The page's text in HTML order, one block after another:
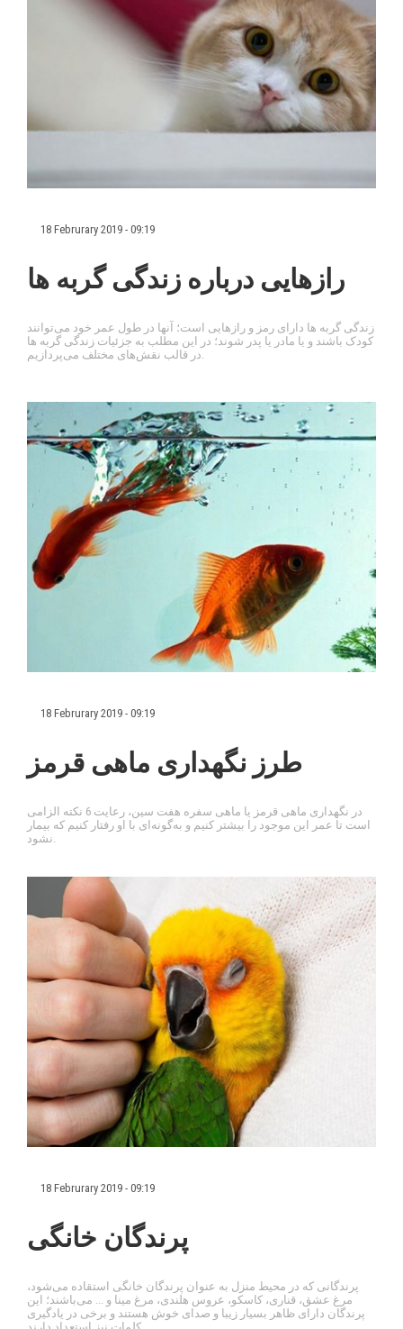
18 Februrary 2019 - 09:19
رازهایی درباره زندگی گربه ها
زندگی گربه ها دارای رمز و رازهایی است؛ آنها در طول عمر خود می‌توانند
کودک باشند و یا مادر یا پدر شوند؛ در این مطلب به جزئیات زندگی گربه ها
در قالب نقش‌های مختلف می‌پردازیم.
18 Februrary 2019 - 09:19
طرز نگهداری ماهی قرمز
در نگهداری ماهی قرمز یا ماهی سفره هفت سین، رعایت 6 نکته الزامی
است تا عمر این موجود را بیشتر کنیم و به‌گونه‌ای با او رفتار کنیم که بیمار
نشود.
18 Februrary 2019 - 09:19
پرندگان خانگی
پرندگانی که در محیط منزل به عنوان پرندگان خانگی استقاده می‌شود،
مرغ عشق، قناری، کاسکو، عروس هلندی، مرغ مینا و ... می‌باشند؛ این
پرندگان دارای ظاهر بسیار زیبا و صدای خوش هستند و برخی در یادگیری